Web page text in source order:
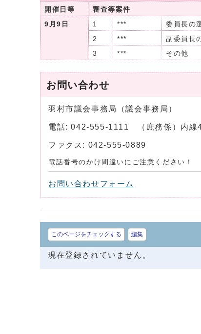
開催日等 審査等案件
9月9日
1 *** 委員長の
2
*** 副委員長
3
*** その他
お問い合わせ
羽村市議会事務局（議会事務局）
電話: 042-555-1111 （庶務係）内
ファクス: 042-555-0889
電話番号のかけ間違いにご注意ください！
お問い合わせフォーム
このページをチェックする 編集
現在登録されていません。